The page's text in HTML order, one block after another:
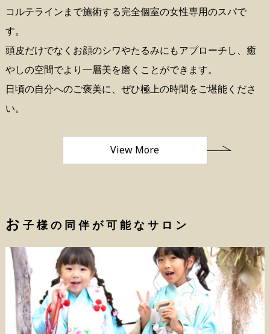
コルテラインまで施術する完全個室の女性専用のスパで
す。
頭皮だけでなくお顔のシワやたるみにもアプローチし、癒
やしの空間でより一層美を磨くことができます。
日頃の自分へのご褒美に、ぜひ極上の時間をご堪能くださ
い。
View More
お 子様の同伴が可能なサロン